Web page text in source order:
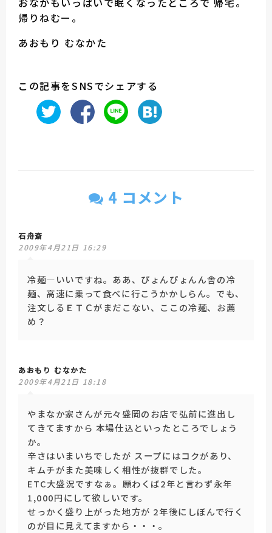
帰りねむー。
あおもり むなかた
この記事をSNSでシェアする
4 コメント
石舟斎
2009年4月21日 16:29
冷麺―いいですね。ああ、ぴょんぴょんん舎の冷
麺、高速に乗って食べに行こうかかしらん。でも、
注文しるＥＴＣがまだこない、ここの冷麺、お薦
め？
あおもり むなかた
2009年4月21日 18:18
やまなか家さんが元々盛岡のお店で弘前に進出し
てきてますから 本場仕込といったところでしょう
か。
辛さはいまいちでしたが スープにはコクがあり、
キムチがまた美味しく相性が抜群でした。
ETC大盛況ですなぁ。願わくば2年と言わず永年
1,000円にして欲しいです。
せっかく盛り上がった地方が 2年後にしぼんで行く
のが目に見えてますから・・・。